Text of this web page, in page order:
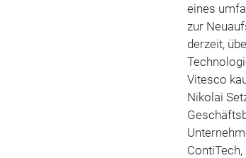
eines
zur
derzeit,
Vitesco
Nikolai